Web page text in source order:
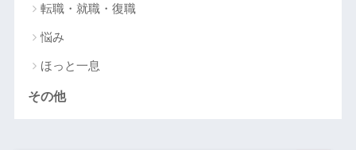
転職・就職・復職
悩み
ほっと一息
その他